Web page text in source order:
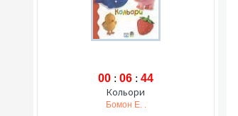
00 : 06 : 43
Кольори
Бомон Е. .